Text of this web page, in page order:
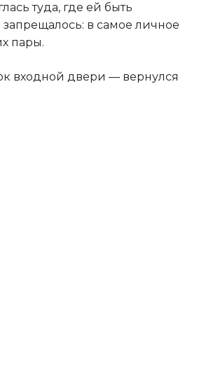
туда, где ей быть
запрещалось: в самое личное
пары.
входной двери — вернулся